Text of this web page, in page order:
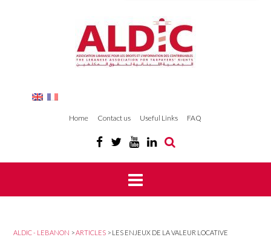
Home Contact us Useful Links FAQ
ALDIC - LEBANON >ARTICLES > LES ENJEUX DE LA VALEUR LOCATIVE